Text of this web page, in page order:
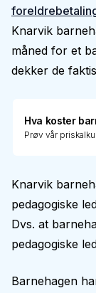
Knarvik
måned for et
dekker de
Hva koster
Prøv vår
Knarvik
pedagogiske
Dvs. at
pedagogiske
Barnehagen